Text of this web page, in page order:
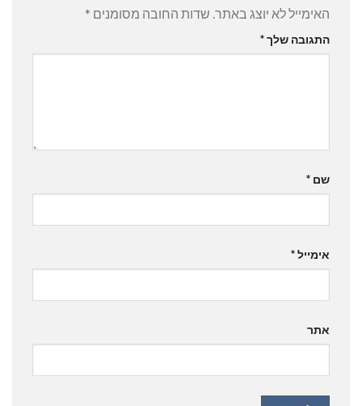
האימייל לא יוצג באתר. שדות החובה מסומנים *
התגובה שלך*
שם *
אימייל*
אתר